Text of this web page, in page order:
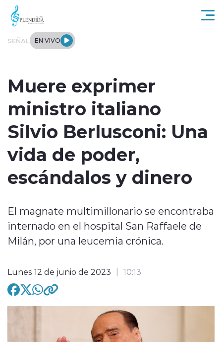
Click acá para ir directamente al contenido
SEÑAL EN VIVO
Tendencias
Internacional
Entrevistas
modo claro
Muere exprimer
ministro italiano
Silvio Berlusconi: Una
vida de poder,
escándalos y dinero
El magnate multimillonario se encontraba
internado en el hospital San Raffaele de
Milán, por una leucemia crónica.
Lunes 12 de junio de 2023 10:13